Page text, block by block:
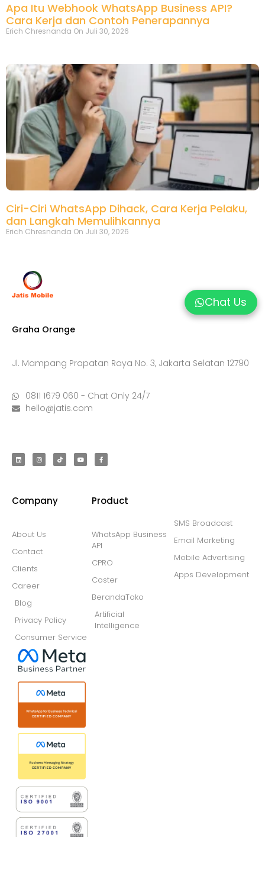
Apa Itu Webhook WhatsApp Business API?
Cara Kerja dan Contoh Penerapannya
Erich Chresnanda Juli 30, 2026
Ciri-Ciri WhatsApp Dihack, Cara Kerja Pelaku,
dan Langkah Memulihkannya
Erich Chresnanda Juli 30, 2026
Graha Orange
Jl. Mampang Prapatan Raya No. 3, Jakarta Selatan 12790
0811 1679 060 - Chat Only 24/7
hello@jatis.com
Company
About Us
Contact
Clients
Career
Blog
Privacy Policy
Consumer Service
Product
WhatsApp Business
API
CPRO
Coster
BerandaToko
Artificial
Intelligence
SMS Broadcast
Email Marketing
Mobile Advertising
Apps Development
Chat Us